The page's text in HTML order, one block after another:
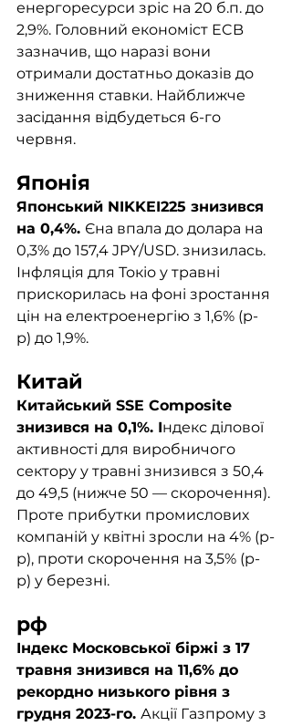
енергоресурси зріс на 20 б.п. до
2,9%. Головний економіст ECB
зазначив, що наразі вони
отримали достатньо доказів до
зниження ставки. Найближче
засідання відбудеться 6-го
червня.
Японський NIKKEI225 знизився
на 0,4%. Єна впала до долара на
0,3% до 157,4 JPY/USD. знизилась.
Інфляція для Токіо у травні
прискорилась на фоні зростання
цін на електроенергію з 1,6% (р-
р) до 1,9%.
Китайський SSE Composite
знизився на 0,1%. Індекс ділової
активності для виробничого
сектору у травні знизився з 50,4
до 49,5 (нижче 50 — скорочення).
Проте прибутки промислових
компаній у квітні зросли на 4% (р-
р), проти скорочення на 3,5% (р-
р) у березні.
Індекс Московської біржі з 17
травня знизився на 11,6% до
рекордно низького рівня з
грудня 2023-го. Акції Газпрому з